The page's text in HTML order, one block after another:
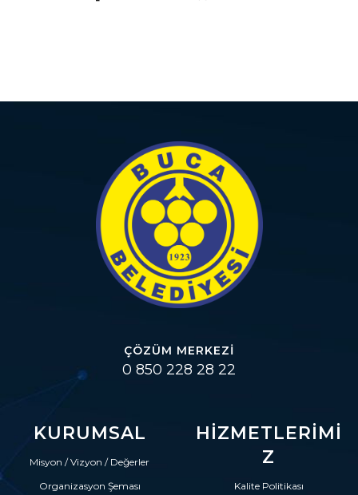
ÇÖZÜM MERKEZI
0 850 228 28 22
KURUMSAL
Misyon / Vizyon / Değerler
Organizasyon Şeması
HIZMETLERIMI
Z
Kalite Politikası